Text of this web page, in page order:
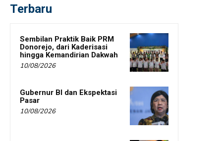
Terbaru
Sembilan Praktik Baik PRM
Donorejo, dari Kaderisasi
hingga Kemandirian Dakwah
10/08/2026
Gubernur BI dan Ekspektasi
Pasar
10/08/2026